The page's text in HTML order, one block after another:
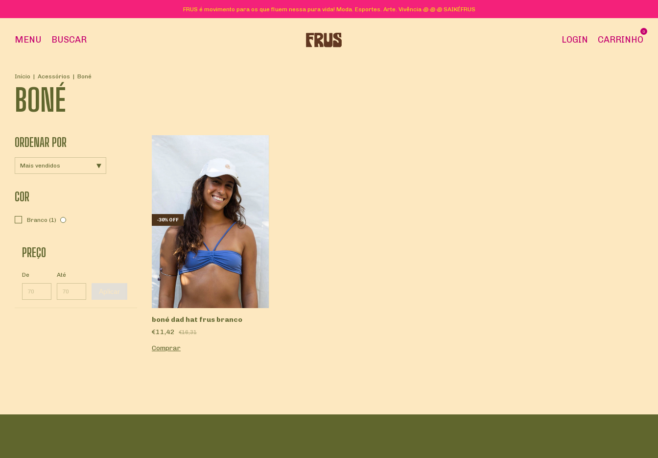
FRUS é movimento para os que fluem nessa pura vida! Moda. Esportes. Arte. Vivência ꩜ ꩜ ꩜ SAIKÉFRUS
MENU BUSCAR LOGIN CARRINHO
0
Início | Acessórios | Boné
BONÉ
ORDENAR POR
COR
Branco (1)
PREÇO
De Até
Aplicar
-30% OFF
boné dad hat frus branco
€11,42
€16,31
Comprar